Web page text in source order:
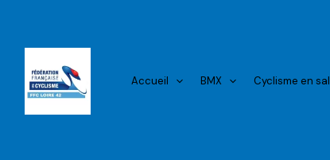
contenu
Accueil BMX Cyclisme en